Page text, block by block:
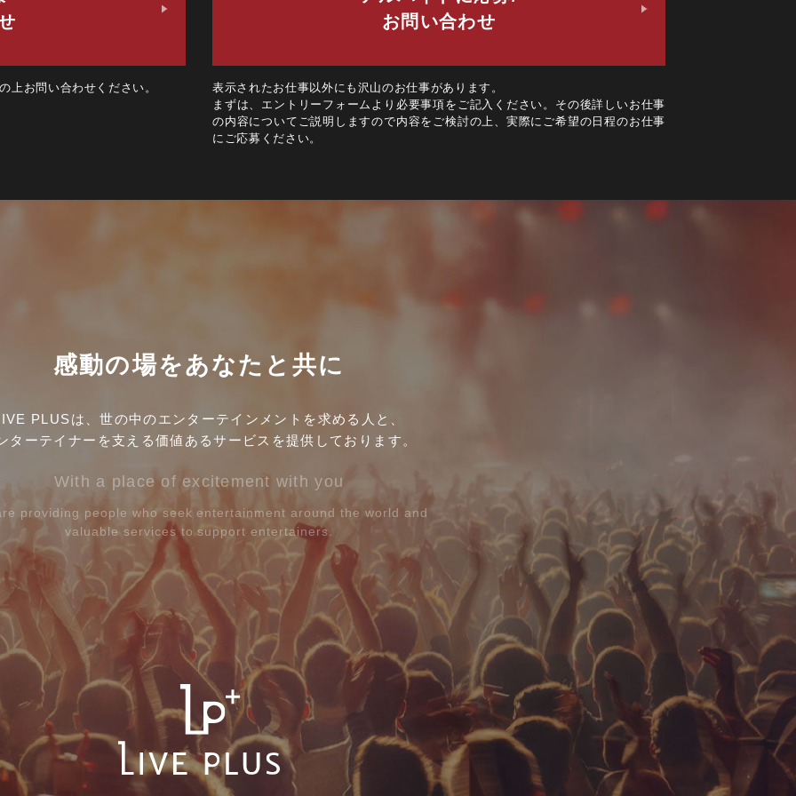
上お問い合わせください。
お問い合わせ
表示されたお仕事以外にも沢山のお仕事があります。
まずは、エントリーフォームより必要事項をご記入ください。その後詳しいお仕事
の内容についてご説明しますので内容をご検討の上、実際にご希望の日程のお仕事
にご応募ください。
感動の場をあなたと共に
PLUSは、世の中のエンターテインメントを求める人と、
ターテイナーを支える価値あるサービスを提供しております。
With a place of excitement with you
providing people who seek entertainment around the world and
valuable services to support entertainers.